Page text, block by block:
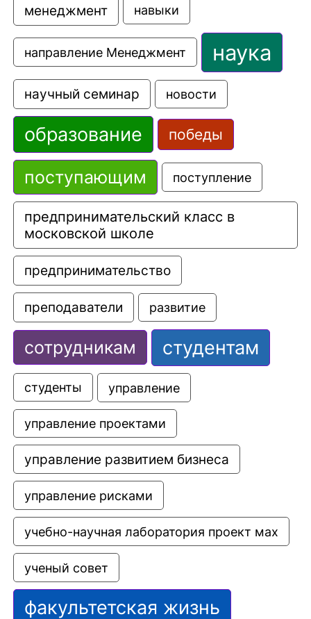
менеджмент навыки
направление Менеджмент наука
научный семинар новости
образование победы
поступающим поступление
предпринимательский класс в
московской школе
предпринимательство
преподаватели развитие
сотрудникам студентам
студенты управление
управление проектами
управление развитием бизнеса
управление рисками
учебно-научная лаборатория проект мах
ученый совет
факультетская жизнь